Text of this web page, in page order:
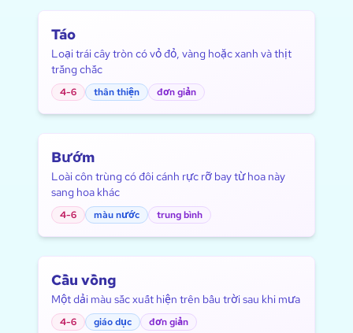
Táo
Loại trái cây tròn có vỏ đỏ, vàng hoặc xanh và thịt
trắng chắc
4-6 thân thiện đơn giản
Bướm
Loài côn trùng có đôi cánh rực rỡ bay từ hoa này
sang hoa khác
4-6 màu nước trung bình
Cầu vồng
Một dải màu sắc xuất hiện trên bầu trời sau khi mưa
4-6 giáo dục đơn giản